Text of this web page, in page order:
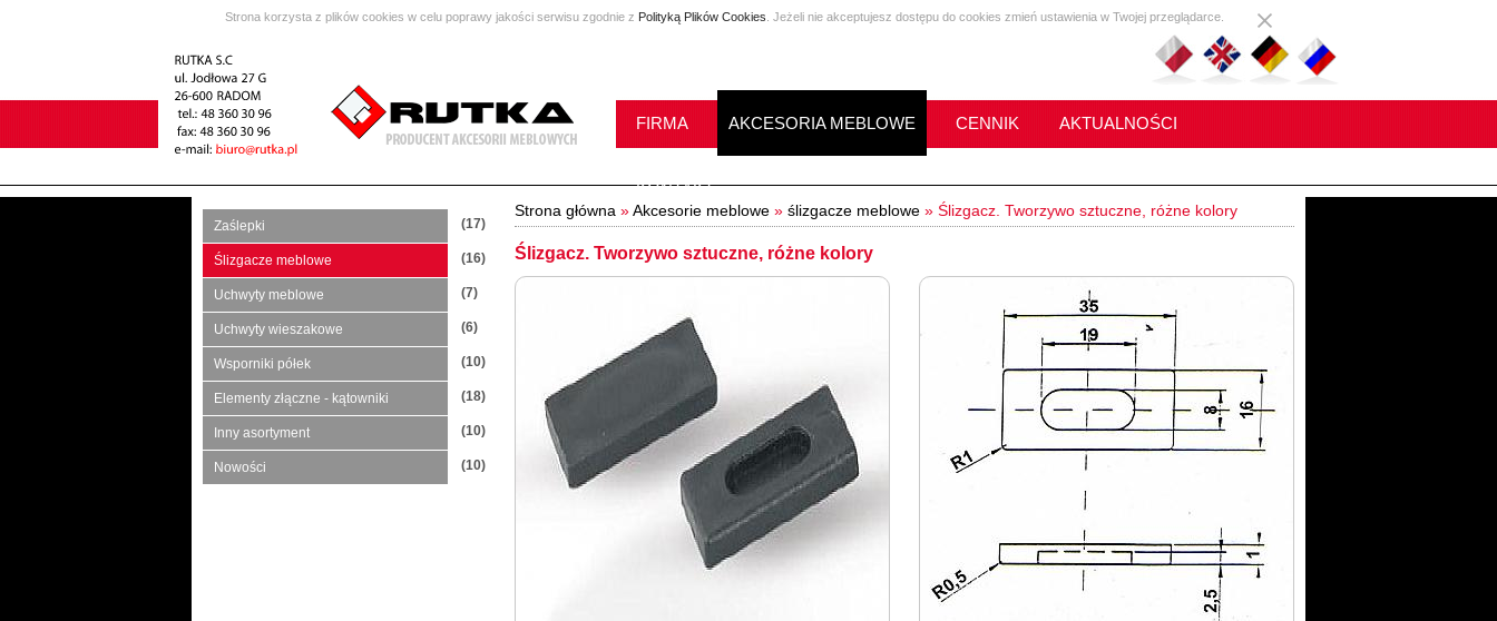
Strona korzysta z plików cookies w celu poprawy jakości serwisu zgodnie z Polityką Plików Cookies . Jeżeli nie akceptujesz dostępu do cookies zmień ustawienia w Twojej przeglądarce.
FIRMA AKCESORIA MEBLOWE CENNIK AKTUALNOŚCI
KONTAKT
Zaślepki (17)
Ślizgacze meblowe (16)
Uchwyty meblowe (7)
Uchwyty wieszakowe (6)
Wsporniki półek (10)
Elementy złączne - kątowniki (18)
Inny asortyment (10)
Nowości (10)
Strona główna »Akcesorie meblowe » ślizgacze meblowe » Ślizgacz. Tworzywo sztuczne, różne kolory
Ślizgacz. Tworzywo sztuczne, różne kolory